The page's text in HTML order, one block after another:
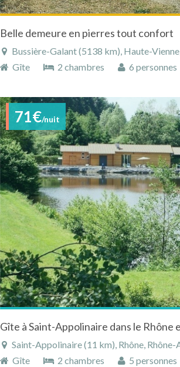
Belle demeure en pierres tout confort
Bussière-Galant (5138 km), Haute-
Gîte
2 chambres 6 personnes
71€/nuit
Gîte à Saint-Appolinaire dans le Rhône
Saint-Appolinaire (11 km), Rhône,
Gîte
2 chambres 5 personnes